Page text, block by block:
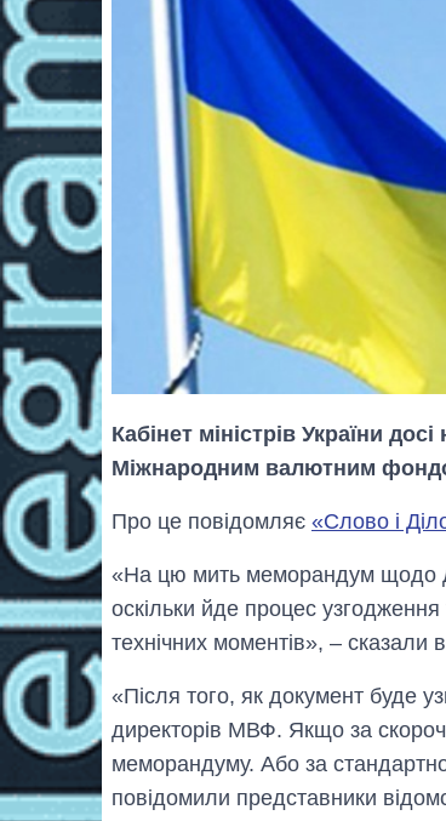
Кабінет міністрів України
Міжнародним валютним
Про це повідомляє «Слово і
«На цю мить меморандум щодо
оскільки йде процес
технічних моментів», – сказали
«Після того, як документ буде
директорів МВФ. Якщо за
меморандуму. Або за
повідомили представники